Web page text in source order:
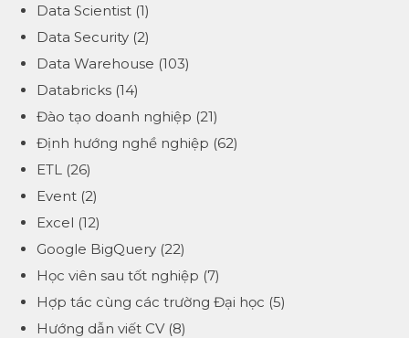
Data Scientist (1)
Data Security (2)
Data Warehouse (103)
Databricks (14)
Đào tạo doanh nghiệp (21)
Định hướng nghề nghiệp (62)
ETL
(26)
Event (2)
Excel (12)
Google BigQuery (22)
Học viên sau tốt nghiệp (7)
Hợp tác cùng các trường Đại học (5)
Hướng dẫn viết CV(8)